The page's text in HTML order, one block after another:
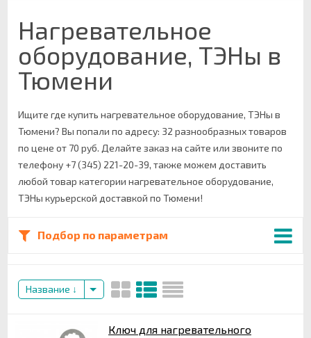
Нагревательное
оборудование, ТЭНы в
Тюмени
Ищите где купить нагревательное оборудование, ТЭНы в
Тюмени? Вы попали по адресу: 32 разнообразных товаров
по цене от 70 руб. Делайте заказ на сайте или звоните по
телефону +7 (345) 221-20-39, также можем доставить
любой товар категории нагревательное оборудование,
ТЭНы курьерской доставкой по Тюмени!
Подбор по параметрам
Название
Ключ для нагревательного